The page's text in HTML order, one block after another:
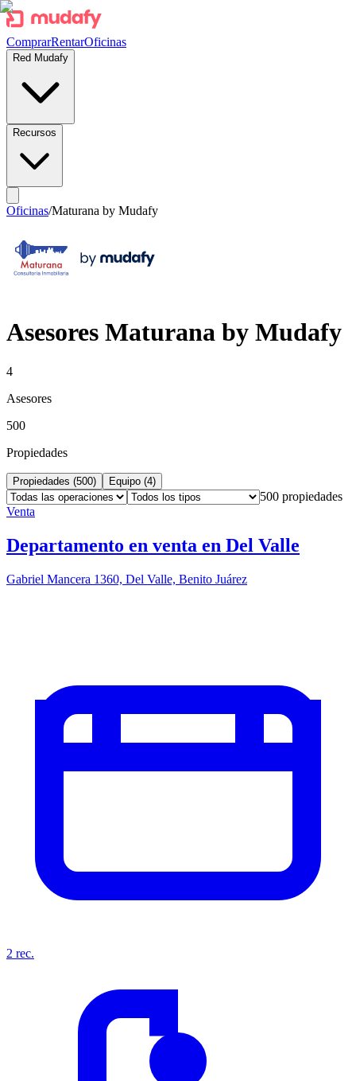
ComprarRentarOficinas
Red Mudafy
Recursos
Oficinas/Maturana by Mudafy
Asesores Maturana by Mudafy
4
Asesores
500
Propiedades
Propiedades (500) Equipo (4)
500 propiedades
Venta
Departamento en venta en Del Valle
Gabriel Mancera 1360, Del Valle, Benito Juárez
2 rec.